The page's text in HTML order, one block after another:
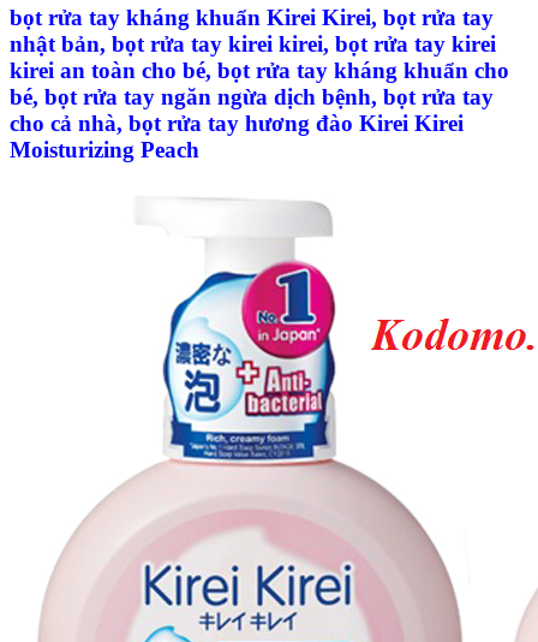
bọt rửa tay kháng khuẩn Kirei Kirei, bọt rửa tay
nhật bản, bọt rửa tay kirei kirei, bọt rửa tay kirei
kirei an toàn cho bé, bọt rửa tay kháng khuẩn cho
bé, bọt rửa tay ngăn ngừa dịch bệnh, bọt rửa tay
cho cả nhà, bọt rửa tay hương đào Kirei Kirei
Moisturizing Peach